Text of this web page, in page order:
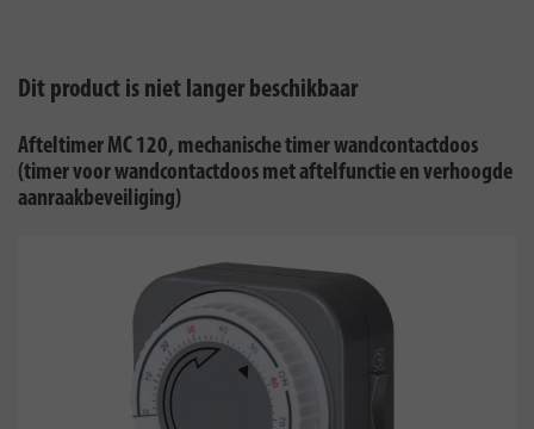
Dit product is niet langer beschikbaar
Afteltimer MC 120, mechanische timer wandcontactdoos
(timer voor wandcontactdoos met aftelfunctie en verhoogde
aanraakbeveiliging)